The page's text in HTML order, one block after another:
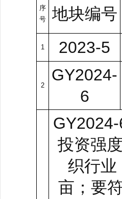
序
号
地块编号
1 2023-5
2
GY2024-
6
投资强
织行业
亩；要